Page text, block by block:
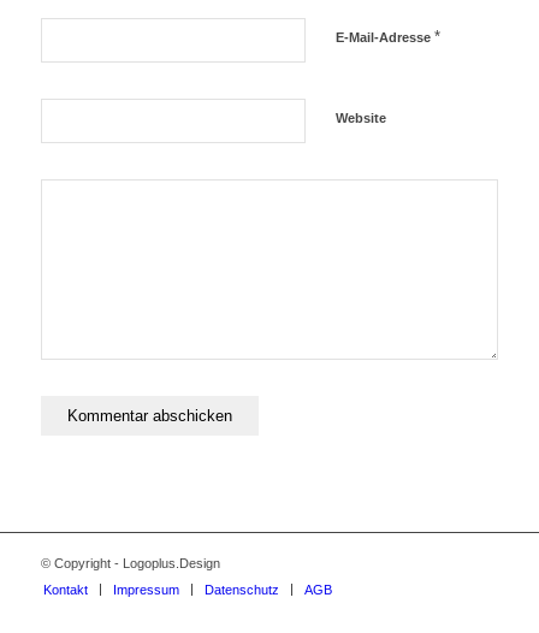
E-Mail-Adresse *
Website
© Copyright - Logoplus.Design
Kontakt
Impressum Datenschutz AGB